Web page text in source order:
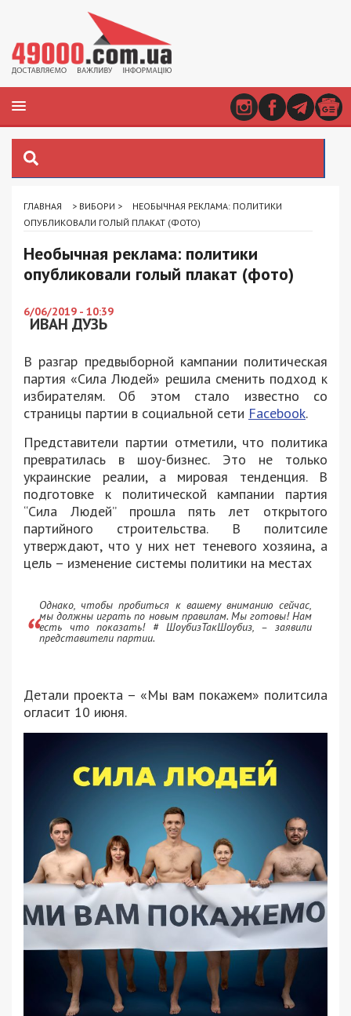
ГЛАВНАЯ > ВИБОРИ >
НЕОБЫЧНАЯ РЕКЛАМА: ПОЛИТИКИ
ОПУБЛИКОВАЛИ ГОЛЫЙ ПЛАКАТ (ФОТО)
Необычная реклама: политики
опубликовали голый плакат (фото)
6/06/2019 - 10:39
ИВАН ДУЗЬ
В разгар предвыборной кампании политическая
партия «Сила Людей» решила сменить подход к
избирателям. Об этом стало известно со
страницы партии в социальной сети Facebook.
Представители партии отметили, что политика
превратилась в шоу-бизнес. Это не только
украинские реалии, а мировая тенденция. В
подготовке к политической кампании партия
“Сила Людей” прошла пять лет открытого
партийного строительства. В политсиле
утверждают, что у них нет теневого хозяина, а
цель – изменение системы политики на местах
Однако, чтобы пробиться к вашему вниманию сейчас,
мы должны играть по новым правилам. Мы готовы! Нам
есть что показать! # ШоубизТакШоубиз, – заявили
представители партии.
Детали проекта – «Мы вам покажем» политсила
огласит 10 июня.